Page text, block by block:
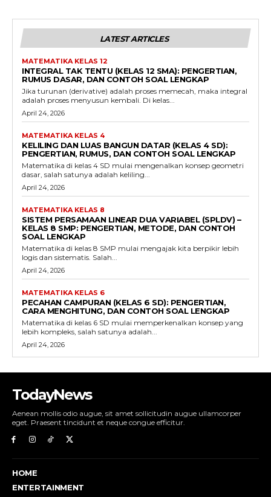
LATEST ARTICLES
MATEMATIKA KELAS 12
INTEGRAL TAK TENTU (KELAS 12 SMA): PENGERTIAN,
RUMUS DASAR, DAN CONTOH SOAL LENGKAP
Jika turunan (derivative) adalah proses memecah, maka integral
adalah proses menyusun kembali. Di kelas...
April 24, 2026
MATEMATIKA KELAS 4
KELILING DAN LUAS BANGUN DATAR (KELAS 4 SD):
PENGERTIAN, RUMUS, DAN CONTOH SOAL LENGKAP
Matematika di kelas 4 SD mulai mengenalkan konsep geometri
dasar, salah satunya adalah keliling...
April 24, 2026
MATEMATIKA KELAS 8
SISTEM PERSAMAAN LINEAR DUA VARIABEL (SPLDV) –
KELAS 8 SMP: PENGERTIAN, METODE, DAN CONTOH
SOAL LENGKAP
Matematika di kelas 8 SMP mulai mengajak kita berpikir lebih
logis dan sistematis. Salah...
April 24, 2026
MATEMATIKA KELAS 6
PECAHAN CAMPURAN (KELAS 6 SD): PENGERTIAN,
CARA MENGHITUNG, DAN CONTOH SOAL LENGKAP
Matematika di kelas 6 SD mulai memperkenalkan konsep yang
lebih kompleks, salah satunya adalah...
April 24, 2026
TodayNews
Aenean mollis odio augue, sit amet sollicitudin augue ullamcorper
eget. Praesent tincidunt et neque congue efficitur.
HOME
ENTERTAINMENT